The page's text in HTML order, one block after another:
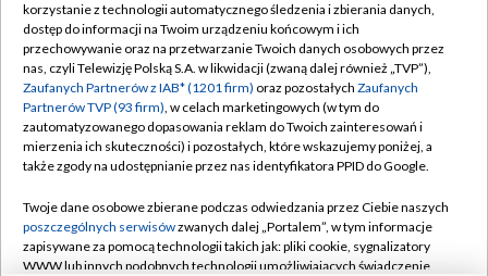
TVP
Abonament TVP
Emisja w TVP
Centrum informacji TVP
Naziemna Telewizja Cyfrowa
Rada Programowa
System NOS
Regulamin TVP
Polityka prywatności
Moje zgody
Pomoc
Kontakt
korzystanie z technologii automatycznego śledzenia i zbierania danych,
dostęp do informacji na Twoim urządzeniu końcowym i ich
przechowywanie oraz na przetwarzanie Twoich danych osobowych przez
nas, czyli Telewizję Polską S.A. w likwidacji (zwaną dalej również „TVP”),
Zaufanych Partnerów z IAB* (1201 firm) oraz pozostałych Zaufanych
Partnerów TVP (93 firm), w celach marketingowych (w tym do
zautomatyzowanego dopasowania reklam do Twoich zainteresowań i
mierzenia ich skuteczności) i pozostałych, które wskazujemy poniżej, a
także zgody na udostępnianie przez nas identyfikatora PPID do Google.
Twoje dane osobowe zbierane podczas odwiedzania przez Ciebie naszych
poszczególnych serwisówzwanych dalej „Portalem”, w tym informacje
zapisywane za pomocą technologii takich jak: pliki cookie, sygnalizatory
WWW lub innych podobnych technologii umożliwiających świadczenie